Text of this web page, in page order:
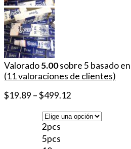
Valorado5.00sobre 5 basado en
(11valoraciones de clientes)
$19.89 –$499.12
2pcs
5pcs